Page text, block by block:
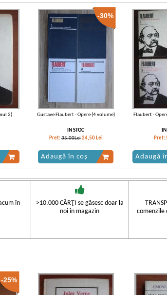
2)
-30%
Gustave Flaubert - Opere (4 volume)
IN STOC
Pret:35,00Lei 24,50 Lei
Adaugă în coș
Flaubert -
Pret:
Adaugă
4.
Flaubert - Opere (volumul 3) Flaubert -
în
>10.000 CĂRŢI se găsesc doar la
noi în magazin
comenzile
-25%